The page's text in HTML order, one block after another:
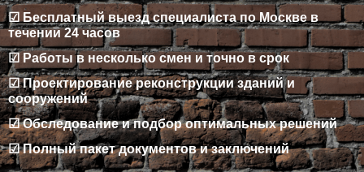
☑ Бесплатный выезд специалиста по Москве в
течении 24 часов
☑ Работы в несколько смен и точно в срок
☑ Проектирование реконструкции зданий и
сооружений
☑ Обследование и подбор оптимальных решений
☑ Полный пакет документов и заключений